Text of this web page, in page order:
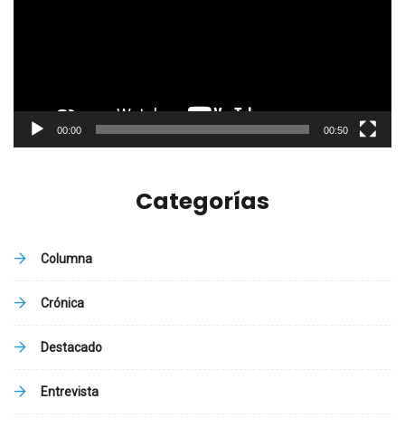
00:00 00:50
Categorías
Columna
Crónica
Destacado
Entrevista